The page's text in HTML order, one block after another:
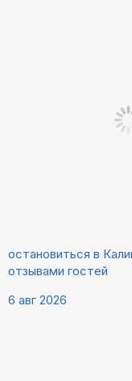
остановиться в
отзывами гостей
6 авг 2026